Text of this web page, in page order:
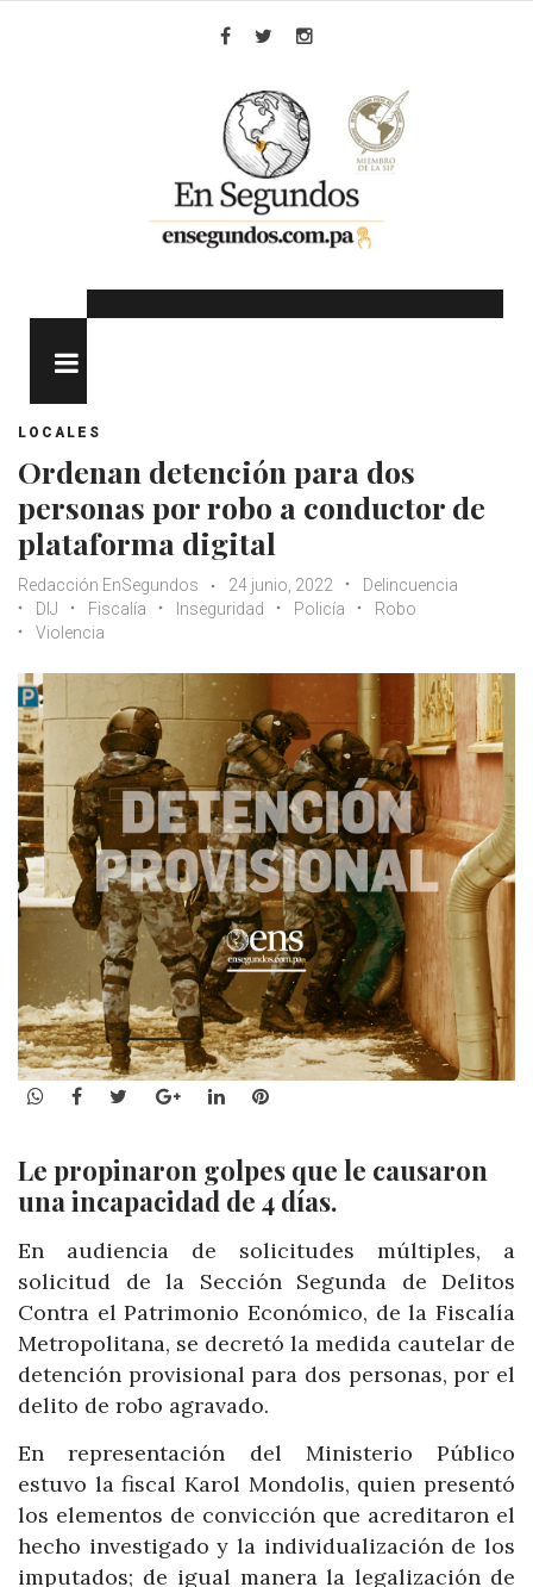
LOCALES
Ordenan detención para dos
personas por robo a conductor de
plataforma digital
Redacción EnSegundos 24 junio, 2022
Delincuencia
DIJ
Fiscalía Inseguridad Policía
Robo
Violencia
WhatsApp
Facebook
TwitterGoogle+LinkedInPinterest
Le propinaron golpes que le causaron
una incapacidad de 4 días.
En audiencia de solicitudes múltiples, a
solicitud de la Sección Segunda de Delitos
Contra el Patrimonio Económico, de la Fiscalía
Metropolitana, se decretó la medida cautelar de
detención provisional para dos personas, por el
delito de robo agravado.
En representación del Ministerio Público
estuvo la fiscal Karol Mondolis, quien presentó
los elementos de convicción que acreditaron el
hecho investigado y la individualización de los
imputados; de igual manera la legalización de